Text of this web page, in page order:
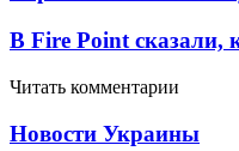
В Fire Point сказали,
Читать комментарии
Новости Украины